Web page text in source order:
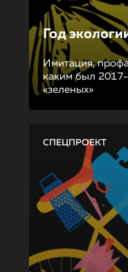
Год
Имитация,
каким был 2017-
«зеленых»
СПЕЦПРОЕКТ